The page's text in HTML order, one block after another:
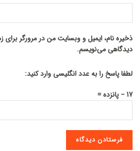
ذخیره نام، ایمیل و وبسایت من در مرورگر برای
دیدگاهی می‌نویسم.
لطفا پاسخ را به عدد انگلیسی وارد کنید:
17 − پانزده =